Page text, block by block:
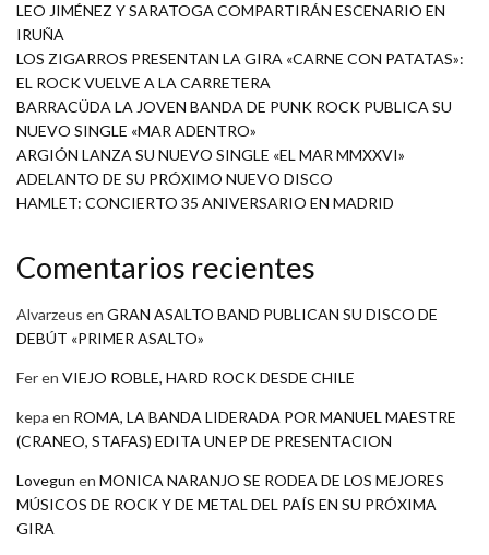
LEO JIMÉNEZ Y SARATOGA COMPARTIRÁN ESCENARIO EN
IRUÑA
LOS ZIGARROS PRESENTAN LA GIRA «CARNE CON PATATAS»:
EL ROCK VUELVE A LA CARRETERA
BARRACÜDA LA JOVEN BANDA DE PUNK ROCK PUBLICA SU
NUEVO SINGLE «MAR ADENTRO»
ARGIÓN LANZA SU NUEVO SINGLE «EL MAR MMXXVI»
ADELANTO DE SU PRÓXIMO NUEVO DISCO
HAMLET: CONCIERTO 35 ANIVERSARIO EN MADRID
Comentarios recientes
Alvarzeus en GRAN ASALTO BAND PUBLICAN SU DISCO DE
DEBÚT «PRIMER ASALTO»
Feren VIEJO ROBLE, HARD ROCK DESDE CHILE
kepa en ROMA, LA BANDA LIDERADA POR MANUEL MAESTRE
(CRANEO, STAFAS) EDITA UN EP DE PRESENTACION
Lovegun en MONICA NARANJO SE RODEA DE LOS MEJORES
MÚSICOS DE ROCK Y DE METAL DEL PAÍS EN SU PRÓXIMA
GIRA